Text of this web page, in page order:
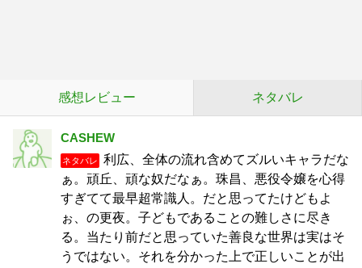
感想レビュー ネタバレ
CASHEW
ネタバレ
利広、全体の流れ含めてズルいキャラだな
ぁ。頑丘、頑な奴だなぁ。珠昌、悪役令嬢を心得
すぎてて最早超常識人。だと思ってたけどもよ
ぉ、の更夜。子どもであることの難しさに尽き
る。当たり前だと思っていた善良な世界は実はそ
うではない。それを分かった上で正しいことが出